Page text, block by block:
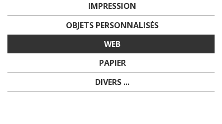
IMPRESSION
OBJETS PERSONNALISÉS
WEB
PAPIER
DIVERS ...